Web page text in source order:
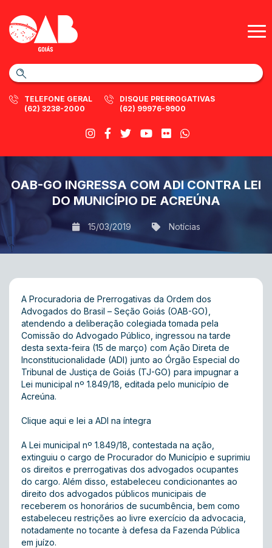
TELEFONE GERAL
(62) 3238-2000
DISQUE PRERROGATIVAS
(62) 99976-9900
OAB-GO INGRESSA COM ADI CONTRA LEI
DO MUNICÍPIO DE ACREÚNA
15/03/2019 Notícias
A Procuradoria de Prerrogativas da Ordem dos
Advogados do Brasil – Seção Goiás (OAB-GO),
atendendo a deliberação colegiada tomada pela
Comissão do Advogado Público, ingressou na tarde
desta sexta-feira (15 de março) com Ação Direta de
Inconstitucionalidade (ADI) junto ao Órgão Especial do
Tribunal de Justiça de Goiás (TJ-GO) para impugnar a
Lei municipal nº 1.849/18, editada pelo município de
Acreúna.
Clique aqui e lei a ADI na íntegra
A Lei municipal nº 1.849/18, contestada na ação,
extinguiu o cargo de Procurador do Município e suprimiu
os direitos e prerrogativas dos advogados ocupantes
do cargo. Além disso, estabeleceu condicionantes ao
direito dos advogados públicos municipais de
receberem os honorários de sucumbência, bem como
estabeleceu restrições ao livre exercício da advocacia,
notadamente no tocante à defesa da Fazenda Pública
em juízo.